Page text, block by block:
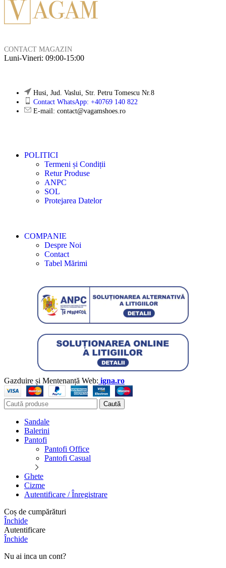
CONTACT MAGAZIN
Luni-Vineri: 09:00-15:00
Husi, Jud. Vaslui, Str. Petru Tomescu Nr.8
Contact WhatsApp: +40769 140 822
E-mail: contact@vagamshoes.ro
POLITICI
Termeni și Condiții
Retur Produse
ANPC
SOL
Protejarea Datelor
COMPANIE
Despre Noi
Contact
Tabel Mărimi
Gazduire și Mentenanță Web: igna.ro
Caută
Sandale
Balerini
Pantofi
Pantofi Office
Pantofi Casual
Ghete
Cizme
Autentificare / Înregistrare
Coș de cumpărături
Închide
Autentificare
Închide
Nu ai inca un cont?